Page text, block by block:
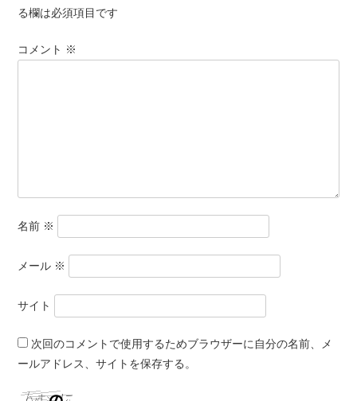
る欄は必須項目です
コメント ※
名前 ※
メール ※
サイト
次回のコメントで使用するためブラウザーに自分の名前、メ
ールアドレス、サイトを保存する。